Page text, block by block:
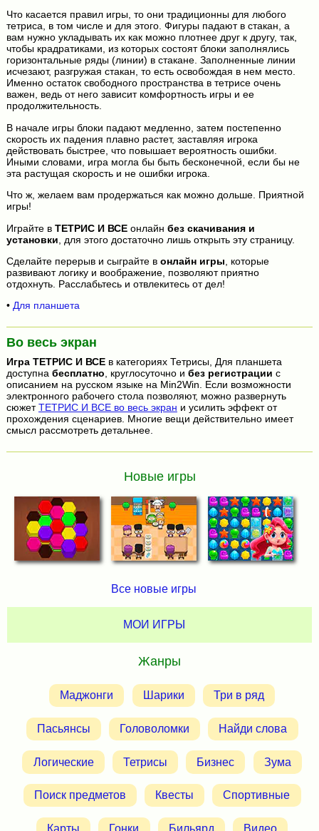
Что касается правил игры, то они традиционны для любого
тетриса, в том числе и для этого. Фигуры падают в стакан, а
вам нужно укладывать их как можно плотнее друг к другу, так,
чтобы крадратиками, из которых состоят блоки заполнялись
горизонтальные ряды (линии) в стакане. Заполненные линии
исчезают, разгружая стакан, то есть освобождая в нем место.
Именно остаток свободного пространства в тетрисе очень
важен, ведь от него зависит комфортность игры и ее
продолжительность.
В начале игры блоки падают медленно, затем постепенно
скорость их падения плавно растет, заставляя игрока
действовать быстрее, что повышает вероятность ошибки.
Иными словами, игра могла бы быть бесконечной, если бы не
эта растущая скорость и не ошибки игрока.
Что ж, желаем вам продержаться как можно дольше. Приятной
игры!
Играйте в ТЕТРИС И ВСЕонлайн без скачивания и
установки , для этого достаточно лишь открыть эту страницу.
Сделайте перерыв и сыграйте в онлайн игры , которые
развивают логику и воображение, позволяют приятно
отдохнуть. Расслабьтесь и отвлекитесь от дел!
• Для планшета
Во весь экран
Игра ТЕТРИС И ВСЕв категориях Тетрисы, Для планшета
доступна бесплатно, круглосуточно и без регистрации с
описанием на русском языке на Min2Win. Если возможности
электронного рабочего стола позволяют, можно развернуть
сюжетТЕТРИС И ВСЕ во весь экран и усилить эффект от
прохождения сценариев. Многие вещи действительно имеет
смысл рассмотреть детальнее.
Новые игры
Все новые игры
МОИ ИГРЫ
Жанры
Маджонги Шарики Три в ряд
Пасьянсы Головоломки Найди слова
Логические Тетрисы Бизнес Зума
Поиск предметов Квесты Спортивные
Карты Гонки Бильярд Видео